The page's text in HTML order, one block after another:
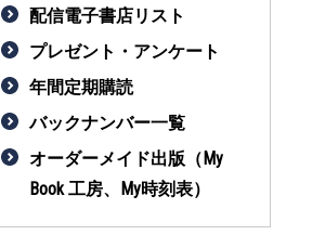
配信電子書店リスト
プレゼント・アンケート
年間定期購読
バックナンバー一覧
オーダーメイド出版（My
Book 工房、My時刻表）